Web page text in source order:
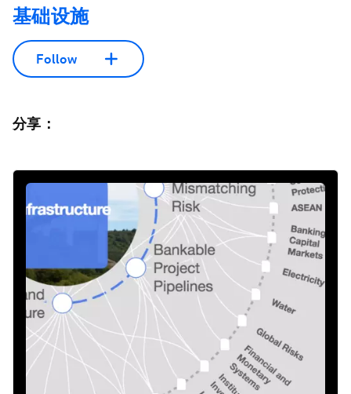
基础设施
Follow
分享：